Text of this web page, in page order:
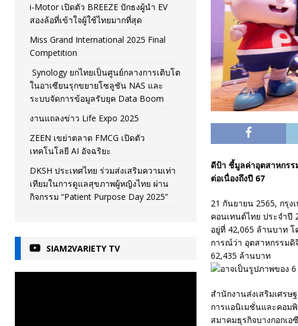
ดีป้า ชี้มูลค่าอุตสาหกร
ต่อเนื่องถึงปี 67
21 กันยายน 2565, กรุ
คอนเทนต์ไทย ประจำปี
อยู่ที่ 42,065 ล้านบาท
การณ์ว่า อุตสาหกรรมดิ
62,435 ล้านบาท
สำนักงานส่งเสริมเศร
การแอนิเมชั่นและคอมพิ
สมาคมธุรกิจบางกอกเอ
i-Motor เปิดตัว BREEZE ปักธงผู้นำ EV
สองล้อที่เข้าใจผู้ใช้ไทยมากที่สุด
Miss Grand International 2025 Final
Competition
Synology ยกไทยเป็นศูนย์กลางการเติบโต
ในอาเซียนรุกขยายโซลูชัน NAS และ
ระบบจัดการข้อมูลรับยุค Data Boom
งานแถลงข่าว Life Expo 2025
ZEEN เขย่าตลาด FMCG เปิดตัว
เทคโนโลยี AI อัจฉริยะ
DKSH ประเทศไทย ร่วมส่งเสริมความเท่า
เทียมในการดูแลสุขภาพผู้หญิงไทย ผ่าน
กิจกรรม “Patient Purpose Day 2025”
SIAM2VARIETY TV